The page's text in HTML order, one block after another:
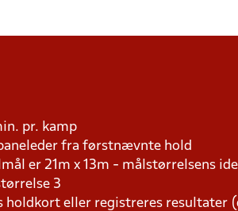
pr. kamp
fra førstnævnte hold
er 21m x 13m - målstørrelsens
3
holdkort eller registreres resultater